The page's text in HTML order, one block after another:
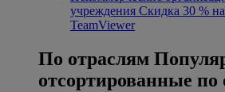
учреждения Скидка 30 %
TeamViewer
По отраслям
отсортированные по